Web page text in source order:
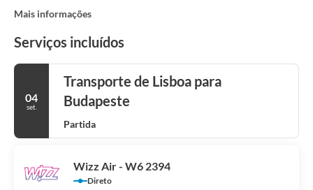
Mais informações
Serviços incluídos
04
set.
Transporte de Lisboa para
Budapeste
Partida
Wizz Air - W6 2394
Direto